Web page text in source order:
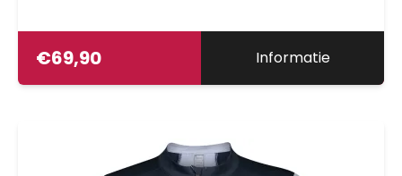
€69,90 Informatie